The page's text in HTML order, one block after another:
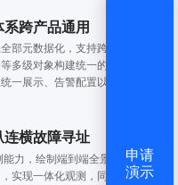
跨产品通用
部元数据化，支持跨基础设施
多级对象构建统一的观测模型
一展示、告警配置以及一站式
连横故障寻址
力，绘制端到端全景链路拓扑
实现一体化观测，同时联动告
申请
演示